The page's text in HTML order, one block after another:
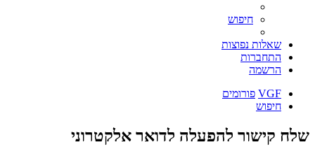
חיפוש
שאלות נפוצות
התחברות
הרשמה
VGF פורומים
חיפוש
שלח קישור להפעלה לדואר אלקטרוני